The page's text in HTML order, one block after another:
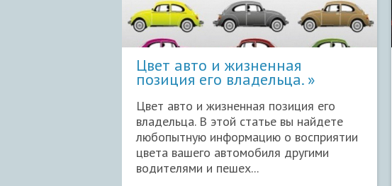
Цвет авто и жизненная
позиция его владельца.
Цвет авто и жизненная позиция его
владельца. В этой статье вы найдете
любопытную информацию о восприятии
цвета вашего автомобиля другими
водителями и пешех...